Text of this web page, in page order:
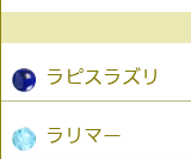
ラピスラズリ
ラリマー